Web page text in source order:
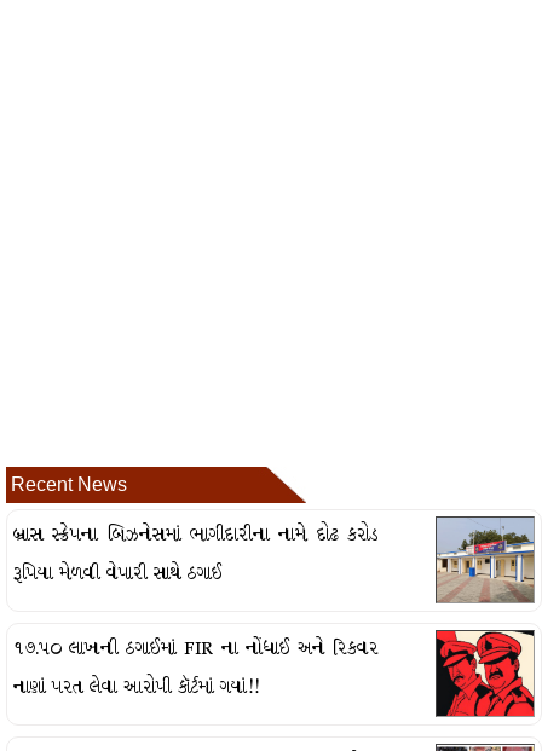
Recent News
બ્રાસ સ્ક્રેપના બિઝનેસમાં ભાગીદારીના નામે દોઢ કરોડ
રૂપિયા મેળવી વેપારી સાથે ઠગાઈ
૧૭.૫૦ લાખની ઠગાઈમાં FIR ના નોંધાઈ અને રિકવર
નાણાં પરત લેવા આરોપી કૉર્ટમાં ગયાં!!